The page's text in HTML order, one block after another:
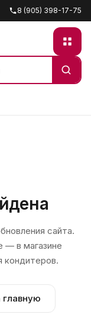
8 (905) 398-17-75
сайта.
— в магазине
кондитеров.
главную